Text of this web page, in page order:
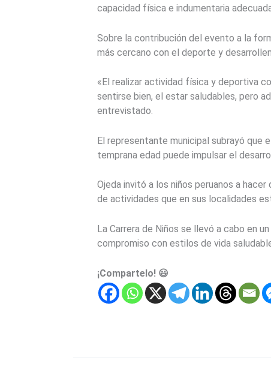
capacidad física e indumentaria
Sobre la contribución del evento a la
más cercano con el deporte y
«El realizar actividad física y deportiva
sentirse bien, el estar saludables, pero
entrevistado.
El representante municipal subrayó que
temprana edad puede impulsar el
Ojeda invitó a los niños peruanos a
de actividades que en sus localidades
La Carrera de Niños se llevó a cabo en
compromiso con estilos de vida
¡Compartelo! 😃